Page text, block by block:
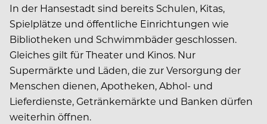
In der Hansestadt sind bereits Schulen, Kitas,
Spielplätze und öffentliche Einrichtungen wie
Bibliotheken und Schwimmbäder geschlossen.
Gleiches gilt für Theater und Kinos. Nur
Supermärkte und Läden, die zur Versorgung der
Menschen dienen, Apotheken, Abhol- und
Lieferdienste, Getränkemärkte und Banken dürfen
weiterhin öffnen.